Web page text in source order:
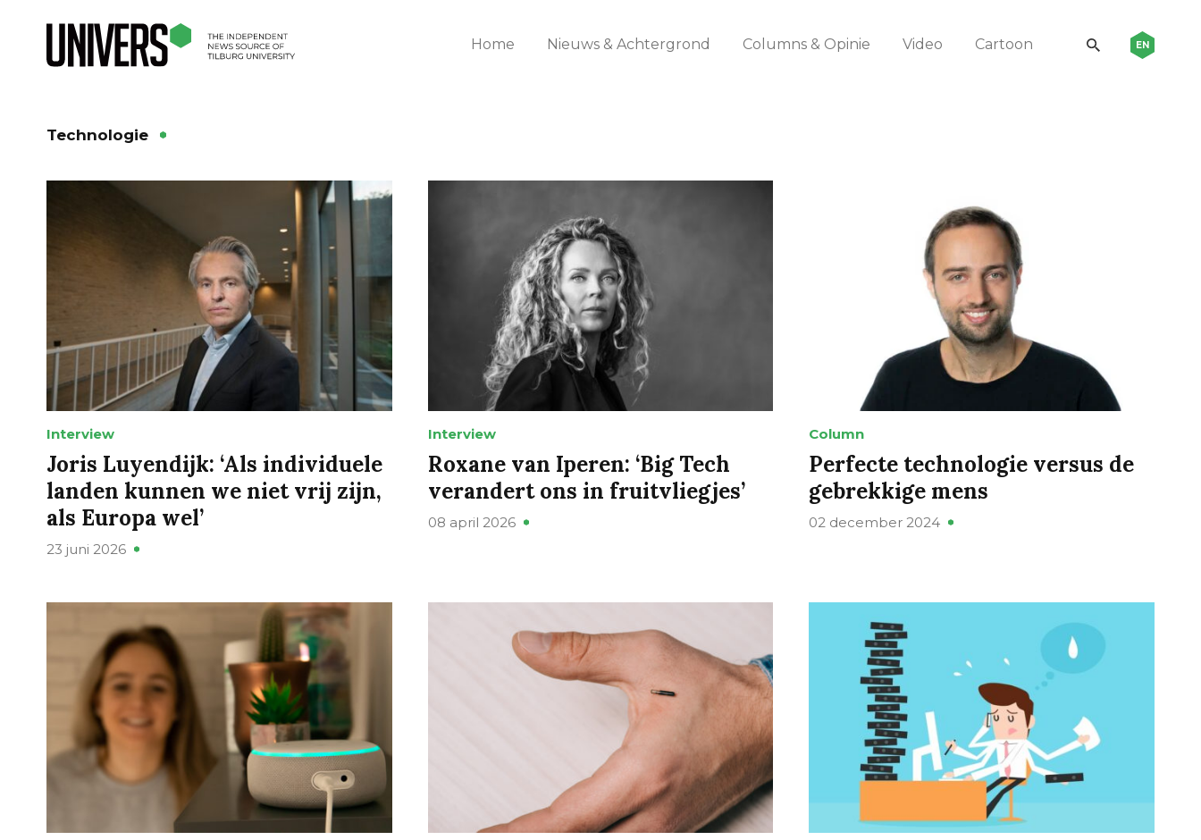
Home Nieuws & Achtergrond Columns & Opinie Video Cartoon EN
Technologie
Interview
Joris Luyendijk: ‘Als individuele
landen kunnen we niet vrij zijn,
als Europa wel’
23 juni 2026
Interview
Roxane van Iperen: ‘Big Tech
verandert ons in fruitvliegjes’
08 april 2026
Column
Perfecte technologie versus de
gebrekkige mens
02 december 2024